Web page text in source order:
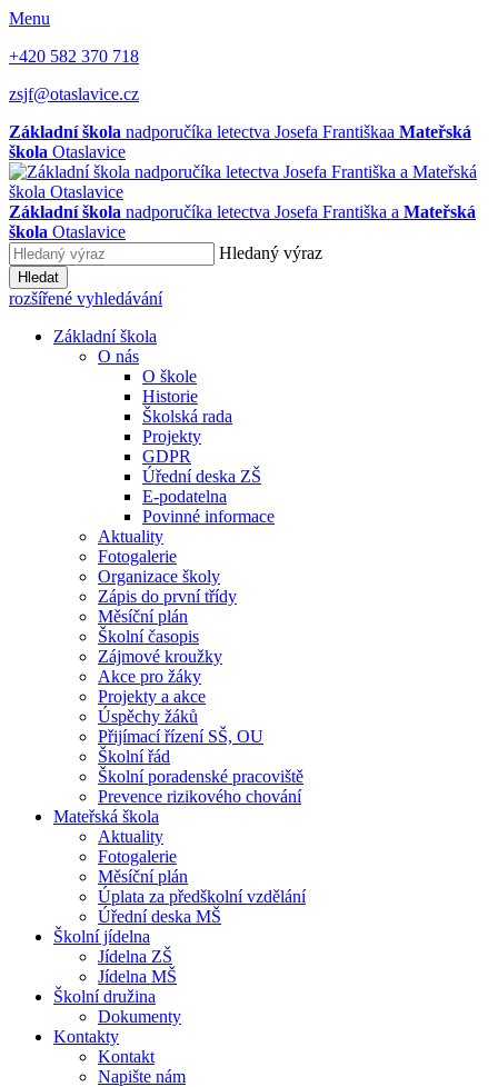
Menu
+420 582 370 718
zsjf@otaslavice.cz
Základní škola nadporučíka letectva Josefa Františkaa Mateřská
škola Otaslavice
Základní škola nadporučíka letectva Josefa Františka a Mateřská
škola Otaslavice
Hledaný výraz
Hledat
rozšířené vyhledávání
Základní škola
O nás
O škole
Historie
Školská rada
Projekty
GDPR
Úřední deska ZŠ
E-podatelna
Povinné informace
Aktuality
Fotogalerie
Organizace školy
Zápis do první třídy
Měsíční plán
Školní časopis
Zájmové kroužky
Akce pro žáky
Projekty a akce
Úspěchy žáků
Přijímací řízení SŠ, OU
Školní řád
Školní poradenské pracoviště
Prevence rizikového chování
Mateřská škola
Aktuality
Fotogalerie
Měsíční plán
Úplata za předškolní vzdělání
Úřední deska MŠ
Školní jídelna
Jídelna ZŠ
Jídelna MŠ
Školní družina
Dokumenty
Kontakty
Kontakt
Napište nám